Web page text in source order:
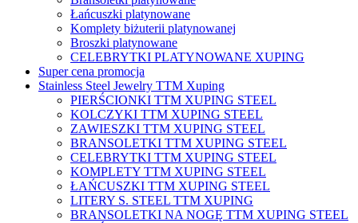
Łańcuszki platynowane
Komplety biżuterii platynowanej
Broszki platynowane
CELEBRYTKI PLATYNOWANE XUPING
Super cena promocja
Stainless Steel Jewelry TTM Xuping
PIERŚCIONKI TTM XUPING STEEL
KOLCZYKI TTM XUPING STEEL
ZAWIESZKI TTM XUPING STEEL
BRANSOLETKI TTM XUPING STEEL
CELEBRYTKI TTM XUPING STEEL
KOMPLETY TTM XUPING STEEL
ŁAŃCUSZKI TTM XUPING STEEL
LITERY S. STEEL TTM XUPING
BRANSOLETKI NA NOGĘ TTM XUPING STEEL